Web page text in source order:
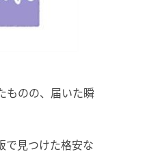
ものの、届いた瞬
で見つけた格安な